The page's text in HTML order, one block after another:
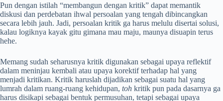
Pun dengan istilah “membangun dengan kritik” dapat memantik
diskusi dan perdebatan ihwal persoalan yang tengah dibincangkan
secara lebih jauh. Jadi, persoalan kritik ga harus melulu disertai solusi,
kalau logiknya kayak gitu gimana mau maju, maunya disuapin terus
hehe.
Memang sudah seharusnya kritik digunakan sebagai upaya reflektif
dalam meninjau kembali atau upaya korektif terhadap hal yang
menjadi kritikan. Kritik haruslah dijadikan sebagai suatu hal yang
lumrah dalam ruang-ruang kehidupan, toh kritik pun pada dasarnya ga
harus disikapi sebagai bentuk permusuhan, tetapi sebagai upaya